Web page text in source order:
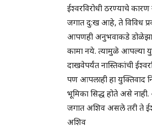
ईश्वरविरोधी ठरण्याचे कारण
जगात दु:ख आहे, ते विविध
आपणही अनुभवाकडे डोळेझाक
कामा नये. त्यामुळे आपल्या
दाखवेपर्यंत नास्तिकांची
पण आपलाही हा युक्तिवाद
भूमिका सिद्ध होते असे
जगात अशिव असले तरी ते
अशिव